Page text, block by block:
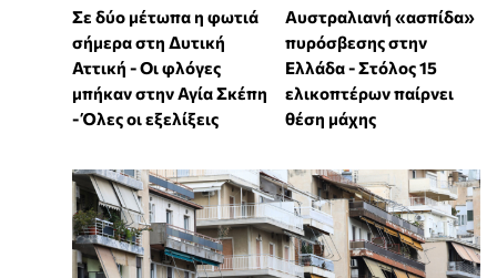
Σε δύο μέτωπα η φωτιά
σήμερα στη Δυτική
Αττική - Οι φλόγες
μπήκαν στην Αγία Σκέπη
- Όλες οι εξελίξεις
Αυστραλιανή «ασπίδα»
πυρόσβεσης στην
Ελλάδα - Στόλος 15
ελικοπτέρων παίρνει
θέση μάχης